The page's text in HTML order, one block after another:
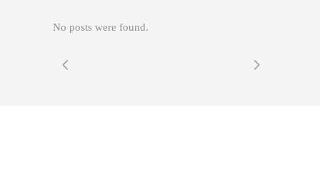
No posts were found.